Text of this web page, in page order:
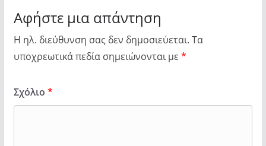
Αφήστε μια απάντηση
Η ηλ. διεύθυνση σας δεν δημοσιεύεται. Τα
υποχρεωτικά πεδία σημειώνονται με *
Σχόλιο *